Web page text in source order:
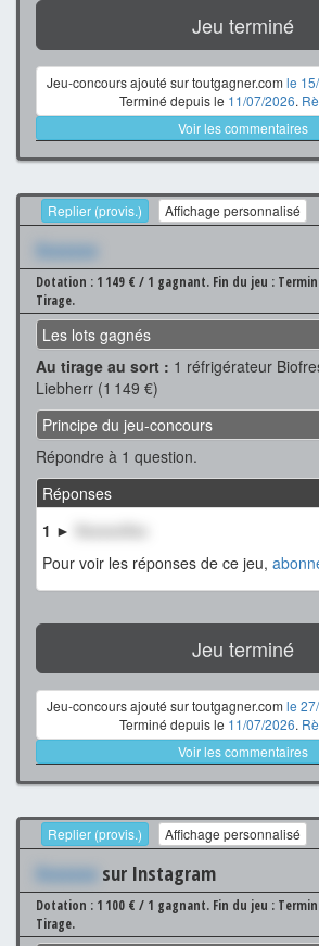
Jeu terminé
Jeu-concours ajouté sur toutgagner.com le
Terminé depuis le 11/07/2026.
Voir les commentaires
Replier (provis.) Affichage personnalisé
Xxxxxxx
Dotation : 1 149 € / 1 gagnant. Fin du jeu :
Tirage.
Les lots gagnés
Au tirage au sort : 1 réfrigérateur
Liebherr (1 149 €)
Principe du jeu-concours
Répondre à 1 question.
Réponses
1 ►
XxxxxxXxx
Pour voir les réponses de ce jeu,
Jeu terminé
Jeu-concours ajouté sur toutgagner.com le
Terminé depuis le 11/07/2026.
Voir les commentaires
Replier (provis.) Affichage personnalisé
Xxxxxxx sur Instagram
Dotation : 1 100 € / 1 gagnant. Fin du jeu :
Tirage.